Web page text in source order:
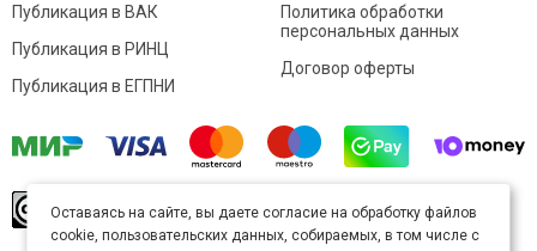
Публикация в ВАК
Публикация в РИНЦ
Публикация в ЕГПНИ
Политика обработки
персональных данных
Договор оферты
произведение доступно полицензии Creative
Commons «Attribution» («Атрибуция») 4.0
Оставаясь на сайте, вы даете согласие на обработку файлов
cookie, пользовательских данных, собираемых, в том числе с